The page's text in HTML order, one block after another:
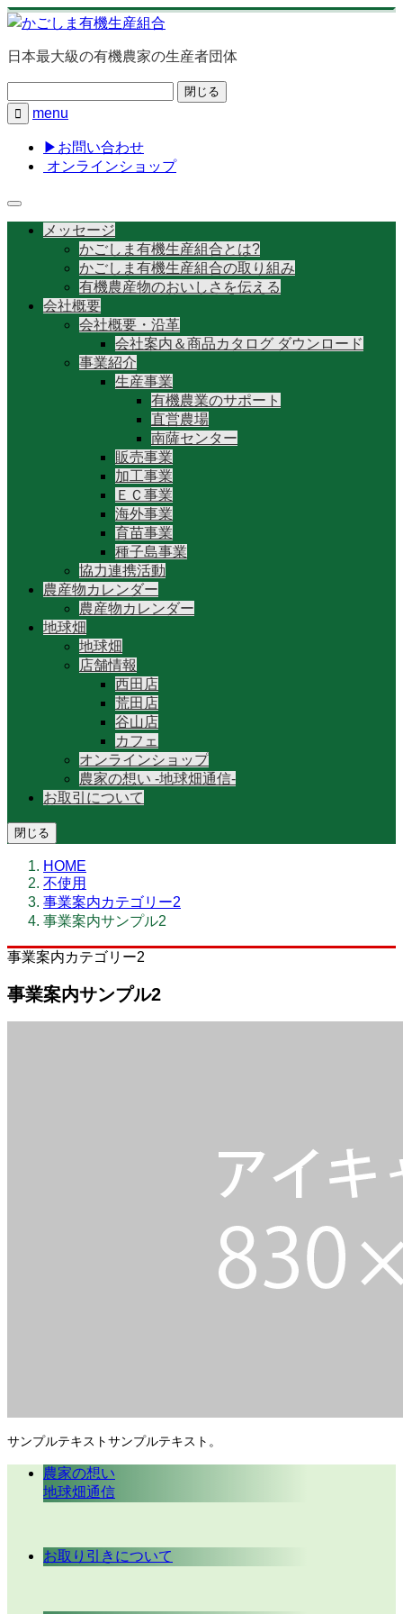
日本最大級の有機農家の生産者団体
閉じる

menu
▶お問い合わせ
オンラインショップ
メッセージ
かごしま有機生産組合とは?
かごしま有機生産組合の取り組み
有機農産物のおいしさを伝える
会社概要
会社概要・沿革
会社案内＆商品カタログ ダウンロード
事業紹介
生産事業
有機農業のサポート
直営農場
南薩センター
販売事業
加工事業
ＥＣ事業
海外事業
育苗事業
種子島事業
協力連携活動
農産物カレンダー
農産物カレンダー
地球畑
地球畑
店舗情報
西田店
荒田店
谷山店
カフェ
オンラインショップ
農家の想い -地球畑通信-
お取引について
閉じる
HOME
不使用
事業案内カテゴリー2
事業案内サンプル2
事業案内カテゴリー2
事業案内サンプル2
サンプルテキストサンプルテキスト。
農家の想い
地球畑通信
お取り引きについて